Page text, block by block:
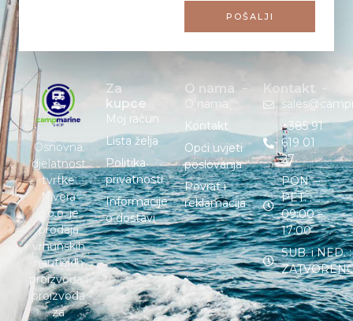
POŠALJI
Osnovna
djelatnost
tvrtke
Nivera
d.o.o. je
prodaja
vrhunskih
nautičkih
proizvoda i
proizvoda
za
Za
kupce
Moj račun
Lista želja
Politika
privatnosti
Informacije
o dostavi
O nama
O nama
Kontakt
Opći uvjeti
poslovanja
Povrat i
reklamacija
Kontakt
+385 91
619 01
27
PON. –
PET. :
09:00 –
17:00
SUB. i NED. :